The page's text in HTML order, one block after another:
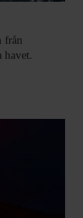
från
havet.